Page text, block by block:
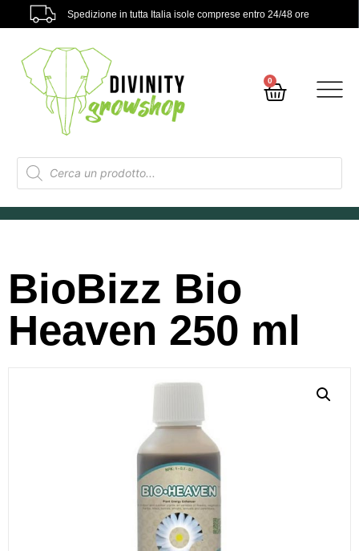
Spedizione in tutta Italia isole comprese entro 24/48 ore
0
BioBizz Bio
Heaven 250 ml